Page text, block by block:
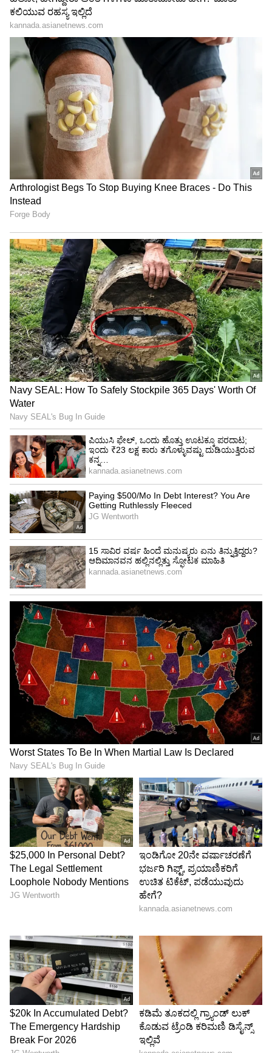
ಟೀಂ ಇಂಡಿಯಾ(Team India) ಕ್ರಿಕೆಟಿಗರು ಫೈನಲ್(Asia
Cup Final) ಪ್ರವೇಶಕ್ಕೆ ಹೋರಾಡುವುದಕ್ಕಿಂತ ಏರ್
ಇಂಡಿಯಾದ ಕಿಟಕಿ ಸೀಟಿಗಾಗಿ ಹೋರಾಡಿದ್ದೇ ಹೆಚ್ಚಾಗಿದೆ.
ಹೀಗಾಗಿ ಫೈನಲ್ ಪ್ರವೇಶಿಸಿಲ್ಲ ಎಂದು ಕೆಲವರು ಕಮೆಂಟ್
ಮಾಡಿದ್ದಾರೆ.
ಏಷ್ಯಾಕಪ್ ಟೂರ್ನಿಯ ಸೂಪರ್ 4 ಹಂತದ ಪಂದ್ಯದಲ್ಲಿ
ಭಾರತ ಸತತ ಎರಡು ಪಂದ್ಯದಲ್ಲಿ ಮುಗ್ಗರಿಸಿದೆ. ಮೊದಲ
ಪಂದ್ಯದಲ್ಲಿ ಪಾಕಿಸ್ತಾನ ವಿರುದ್ದ ಸೋಲು ಅನುಭವಿಸಿದರೆ,
ಎರಡನೇ ಪಂದ್ಯದಲ್ಲಿ ಶ್ರೀಲಂಕಾ ವಿರುದ್ಧ ಸೋಲು ಕಂಡಿತ್ತು. ಈ
ಎರಡು ಸೋಲಿನಿಂದ ಟೀಂ ಇಂಡಿಯಾ ಏಷ್ಯಾಕಪ್
ಟೂರ್ನಿಯಿಂದ ನಿರ್ಗಮಿಸುವ ಹಂತದಲ್ಲಿದೆ. ಇದೀಗ ಇತರರ
ಫಲಿತಾಂಶದ ಮೇಲೆ ಅವಲಂಬಿಸಿ ಆಕಾಶ ನೋಡುತ್ತಿದೆ.
ಕನಕೋತ್ಸವದಲ್ಲಿ ರಿಷಬ್ ಶೆಟ್ಟಿ | Rishab
Shetty speech | Suvarna News
ಶೇ.50 ರಿಂದ ಶೇ.18 ಕ್ಕೆ TAX ಇಳಿಕೆ: ಮೋದಿ-
ಟ್ರಂಪ್ ಐತಿಹಾಸಿಕ ಒಪ್ಪಂದ | India US
Trade Deal | Party Rounds